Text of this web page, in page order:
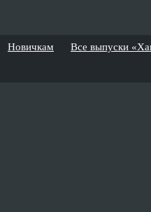
Новичкам Все выпуски